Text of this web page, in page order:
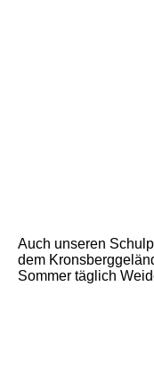
Auch unseren
dem
Sommer täglich